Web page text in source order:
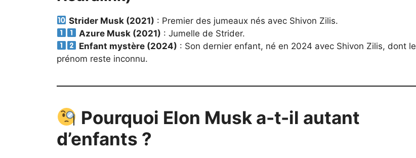
Strider Musk (2021) : Premier des jumeaux nés avec Shivon Zilis.
Azure Musk (2021) : Jumelle de Strider.
Enfant mystère (2024) : Son dernier enfant, né en 2024 avec Shivon Zilis, dont le
prénom reste inconnu.
Pourquoi Elon Musk a-t-il autant
d’enfants ?